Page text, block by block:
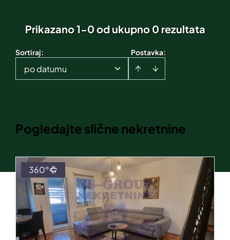
Prikazano 1-0 od ukupno 0 rezultata
Postavka:
Sortiraj:
po datumu
Pogledajte slične nekretnine
360°